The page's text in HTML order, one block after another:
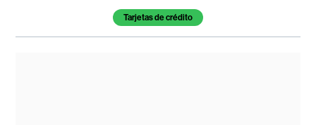
Tarjetas de crédito